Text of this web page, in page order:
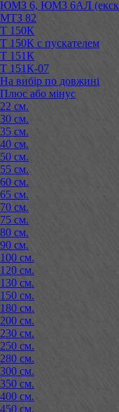
ЮМЗ 6, ЮМЗ 6АЛ
МТЗ 82
Т 150К
Т 150К с пускателем
Т 151К
Т 151К-07
На вибір по довжині
Плюс або мінус
22 см.
30 см.
35 см.
40 см.
50 см.
55 см.
60 см.
65 см.
70 см.
75 см.
80 см.
90 см.
100 см.
120 см.
130 см.
150 см.
180 см.
200 см.
230 см.
250 см.
280 см.
300 см.
350 см.
400 см.
450 см.